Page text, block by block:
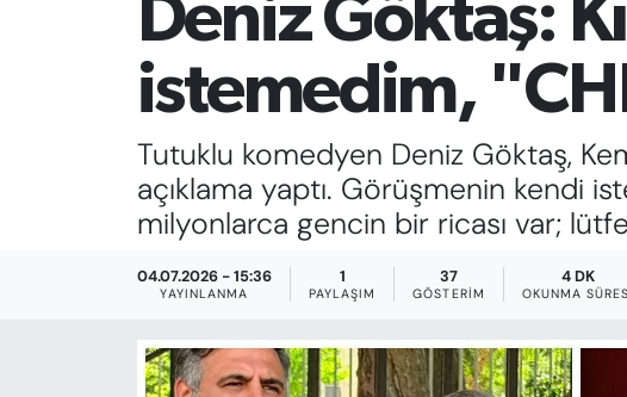
Deniz Göktaş:
istemedim,
Tutuklu komedyen Deniz Göktaş,
açıklama yaptı. Görüşmenin kendi
milyonlarca gencin bir ricası var;
04.07.2026 - 15:36
YAYINLANMA
1
PAYLAŞIM
37
GÖSTERIM
4 DK
OKUNMA
EMEK HABERLERİ
YENİ MEDYADA EMEK GAZETECİLİĞİNİ
GELİŞTİRMEK
FAYDALI BİLGİLER
GÜNDEM
İstanbul Namaz Vakitleri
Trafik Durumu
Süper Lig Puan Durumu ve Fikstür
Tüm Manşetler
Son Dakika Haberleri